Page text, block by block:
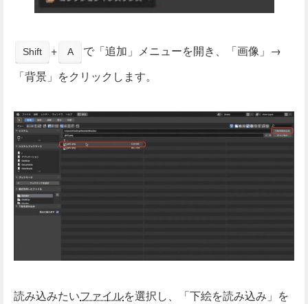
Shift + A
で「追加」メニューを開き、「画像」→
「背景」をクリックします。
読み込みたいファイルを選択し、「下絵を読み込み」を